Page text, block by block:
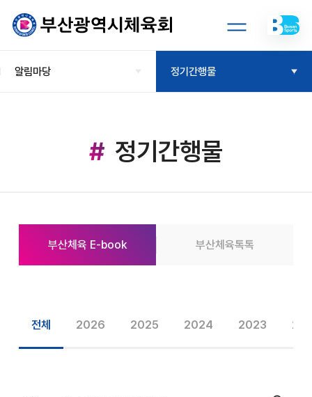
정기간행물
알림마당 정기간행물
부산체육 E-book 부산체육톡톡
전체 2026 2025 2024 2023